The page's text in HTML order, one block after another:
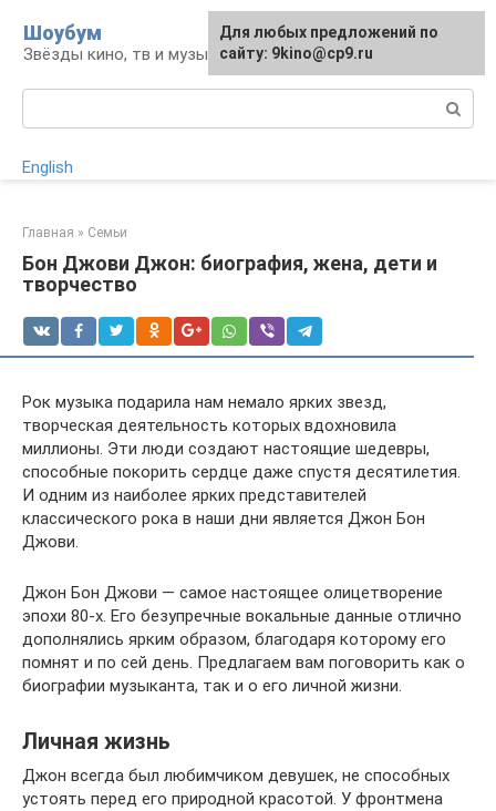
контенту
Шоубум
Звёзды кино, тв и музыки
English
Главная » Семьи
Бон Джови Джон: биография, жена, дети и
творчество
Рок музыка подарила нам немало ярких звезд,
творческая деятельность которых вдохновила
миллионы. Эти люди создают настоящие шедевры,
способные покорить сердце даже спустя десятилетия.
И одним из наиболее ярких представителей
классического рока в наши дни является Джон Бон
Джови.
Джон Бон Джови — самое настоящее олицетворение
эпохи 80-х. Его безупречные вокальные данные отлично
дополнялись ярким образом, благодаря которому его
помнят и по сей день. Предлагаем вам поговорить как о
биографии музыканта, так и о его личной жизни.
Личная жизнь
Джон всегда был любимчиком девушек, не способных
устоять перед его природной красотой. У фронтмена
Для любых предложений по
сайту: 9kino@cp9.ru